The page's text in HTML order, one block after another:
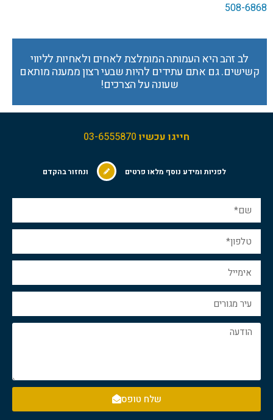
508-6868
לב זהב היא העמותה המומלצת לאחים ולאחיות לליווי
קשישים. גם אתם עתידים להיות שבעי רצון ממענה מותאם
שעונה על הצרכים!
חייגו עכשיו 03-6555870
לפניות ומידע נוסף מלאו פרטים ונחזור בהקדם
שלח טופס